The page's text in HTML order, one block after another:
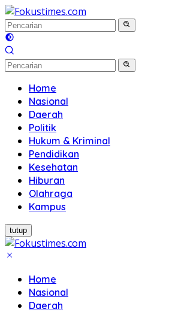
Langsung
ke
konten
Home
Nasional
Daerah
Politik
Hukum & Kriminal
Pendidikan
Kesehatan
Hiburan
Olahraga
Kampus
tutup
Home
Nasional
Daerah